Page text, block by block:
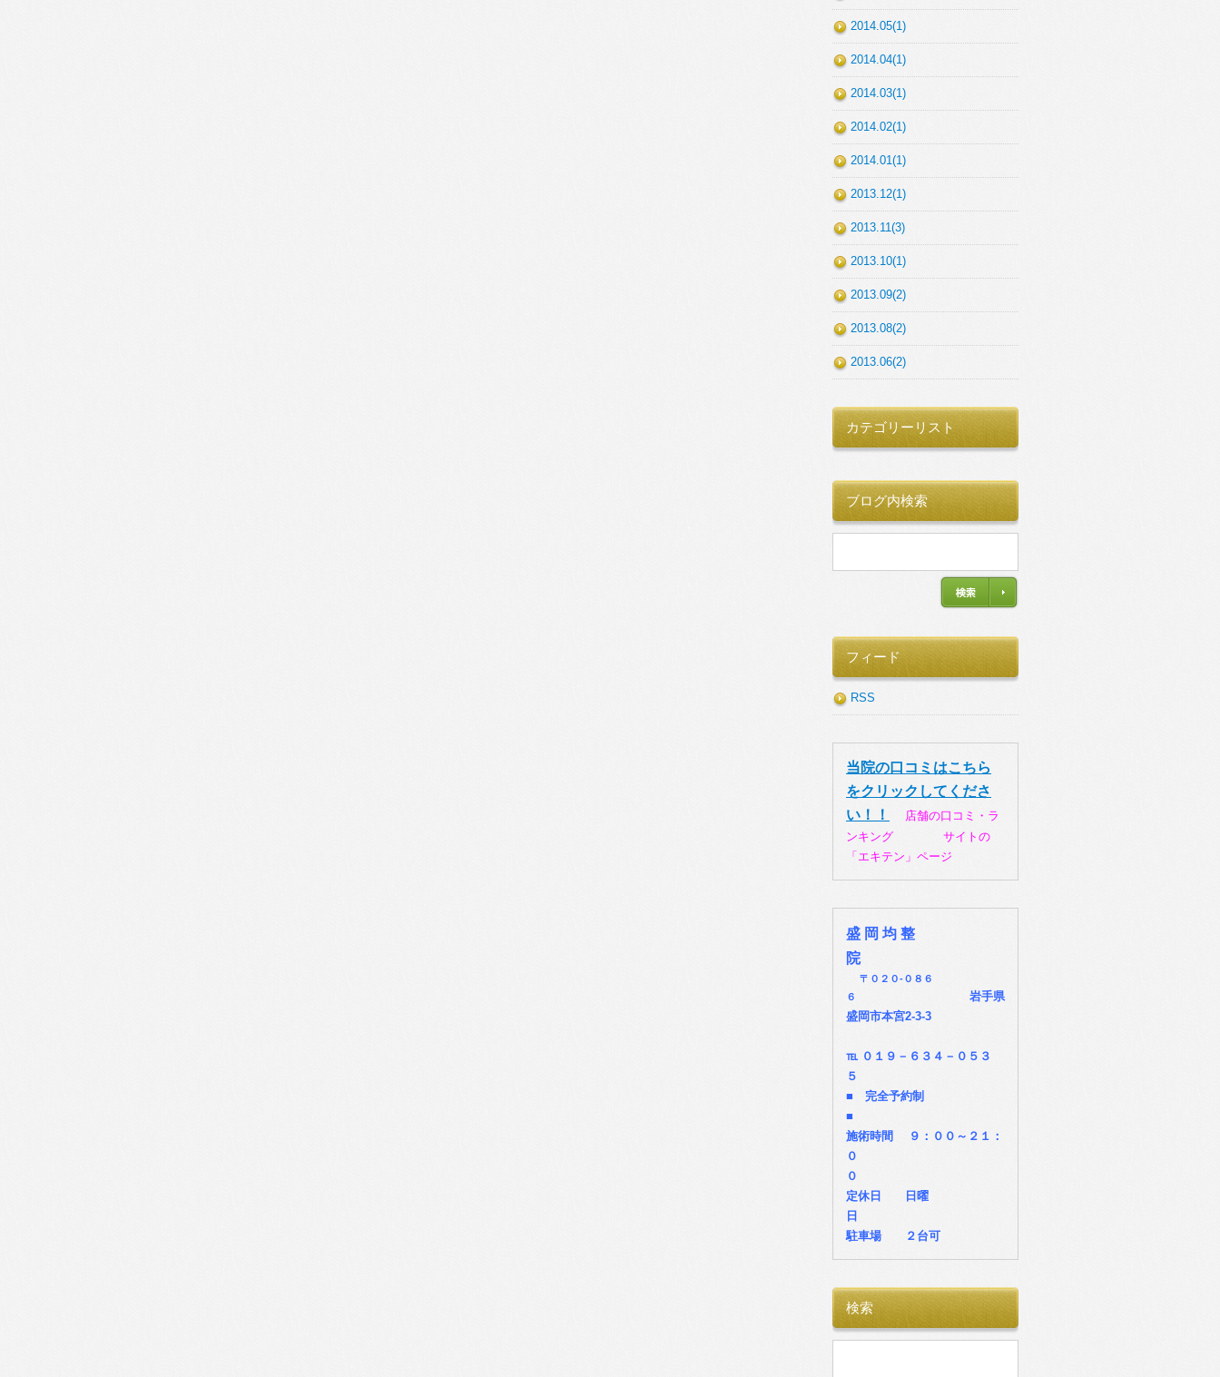
2014.05(1)
2014.04(1)
2014.03(1)
2014.02(1)
2014.01(1)
2013.12(1)
2013.11(3)
2013.10(1)
2013.09(2)
2013.08(2)
2013.06(2)
カテゴリーリスト
ブログ内検索
フィード
RSS
当院の口コミはこちら
をクリックしてくださ
い！！
店舗の口コミ・ラ
ンキング サイトの
「エキテン」ページ
盛 岡 均 整
院
〒 ０２０-０８６
６
岩手県
盛岡市本宮2-3-3
℡ ０１９－６３４－０５３
５
■ 完全予約制
■
施術時間 ９：００～２１：
０
０
定休日 日曜
日
駐車場 ２台可
検索